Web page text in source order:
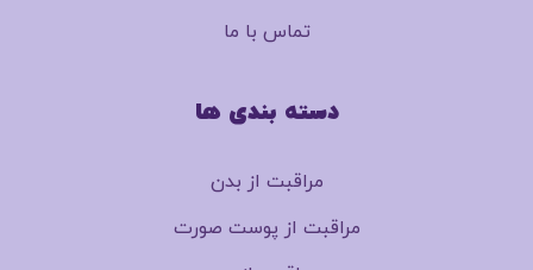
تماس با ما
دسته بندی ها
مراقبت از بدن
مراقبت از پوست صورت